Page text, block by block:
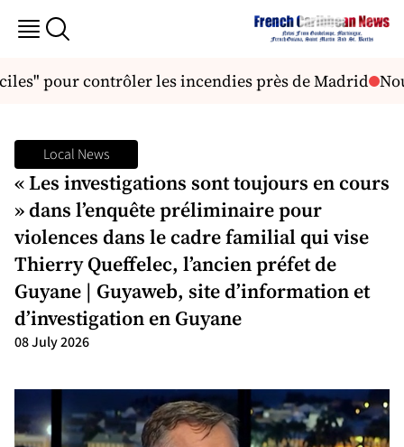
pour contrôler les incendies près de Madrid
Local News
« Les investigations sont toujours en cours
» dans l’enquête préliminaire pour
violences dans le cadre familial qui vise
Thierry Queffelec, l’ancien préfet de
Guyane | Guyaweb, site d’information et
d’investigation en Guyane
08 July 2026